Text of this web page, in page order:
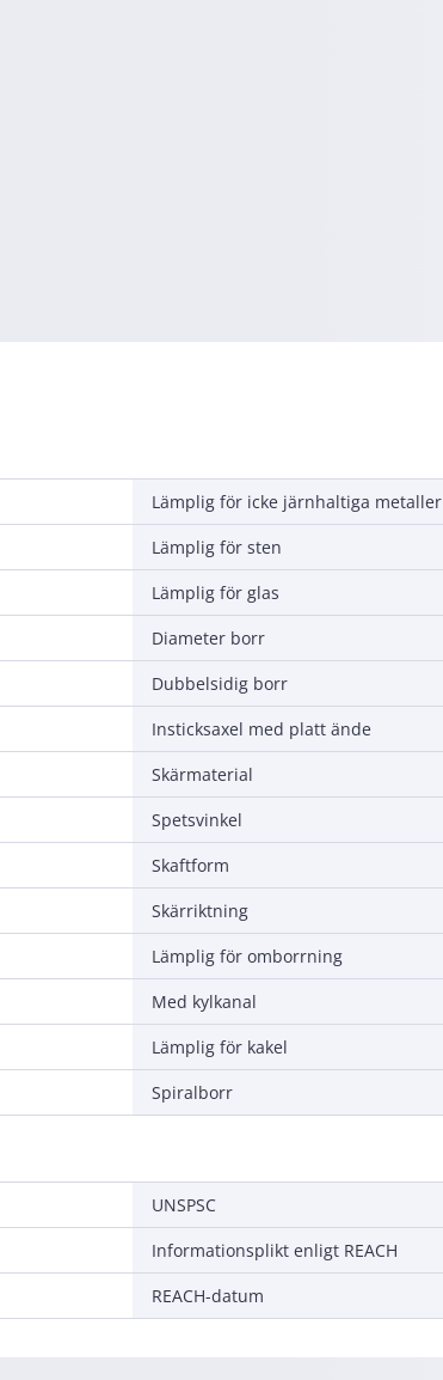
Lämplig för icke järnhaltiga metaller
Lämplig för sten
Lämplig för glas
Diameter borr
Dubbelsidig borr
Insticksaxel med platt ände
Skärmaterial
Spetsvinkel
Skaftform
Skärriktning
Lämplig för omborrning
Med kylkanal
Lämplig för kakel
Spiralborr
UNSPSC
Informationsplikt enligt REACH
REACH-datum